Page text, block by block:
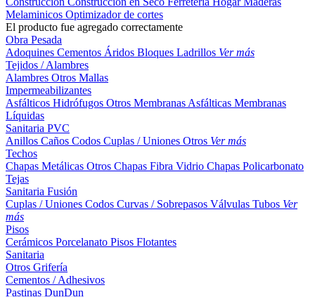
Melaminicos Optimizador de cortes
El producto fue agregado correctamente
Obra Pesada
Adoquines Cementos Áridos Bloques Ladrillos Ver más
Tejidos / Alambres
Alambres Otros Mallas
Impermeabilizantes
Asfálticos Hidrófugos Otros Membranas Asfálticas Membranas
Líquidas
Sanitaria PVC
Anillos Caños Codos Cuplas / Uniones Otros Ver más
Techos
Chapas Metálicas Otros Chapas Fibra Vidrio Chapas Policarbonato
Tejas
Sanitaria Fusión
Cuplas / Uniones Codos Curvas / Sobrepasos Válvulas Tubos Ver
más
Pisos
Cerámicos Porcelanato Pisos Flotantes
Sanitaria
Otros Grifería
Cementos / Adhesivos
Pastinas DunDun